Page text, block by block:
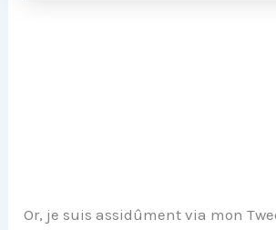
Or, je suis assidûment via mon